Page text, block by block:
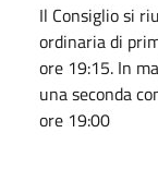
Il Consiglio si
ordinaria di
ore 19:15. In
una seconda
ore 19:00